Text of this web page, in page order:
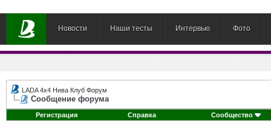
Новости Наши тесты Интервью Фото
LADA 4x4 Нива Клуб Форум
Сообщение форума
Регистрация Справка Сообщество